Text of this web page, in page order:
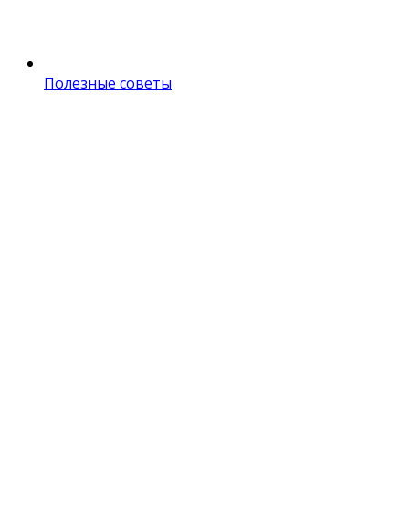
Полезные советы